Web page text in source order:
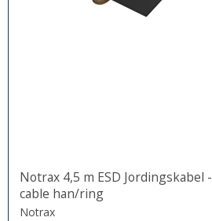
Notrax 4,5 m ESD
cable han/ring
Notrax